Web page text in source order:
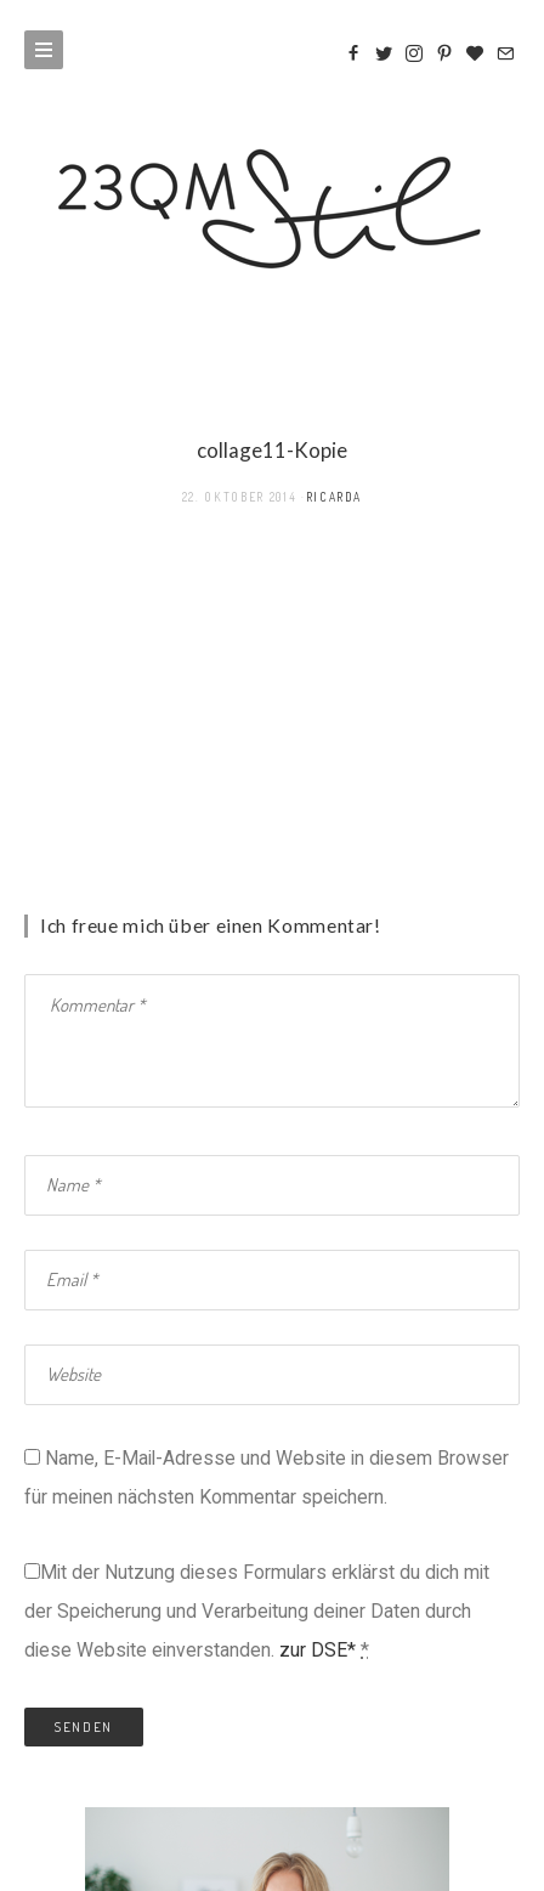
collage11-Kopie
22. OKTOBER 2014 RICARDA
Ich freue mich über einen Kommentar!
Name, E-Mail-Adresse und Website in diesem Browser
für meinen nächsten Kommentar speichern.
Mit der Nutzung dieses Formulars erklärst du dich mit
der Speicherung und Verarbeitung deiner Daten durch
diese Website einverstanden. zur DSE* *